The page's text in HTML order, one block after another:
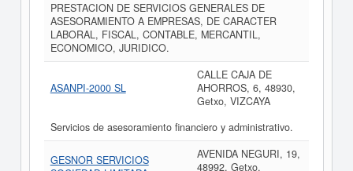
PRESTACION DE SERVICIOS GENERALES DE
ASESORAMIENTO A EMPRESAS, DE CARACTER
LABORAL, FISCAL, CONTABLE, MERCANTIL,
ECONOMICO, JURIDICO.
ASANPI-2000 SL
CALLE CAJA DE
AHORROS, 6, 48930,
Getxo, VIZCAYA
Servicios de asesoramiento financiero y administrativo.
GESNOR SERVICIOS
AVENIDA NEGURI, 19,
48992, Getxo,